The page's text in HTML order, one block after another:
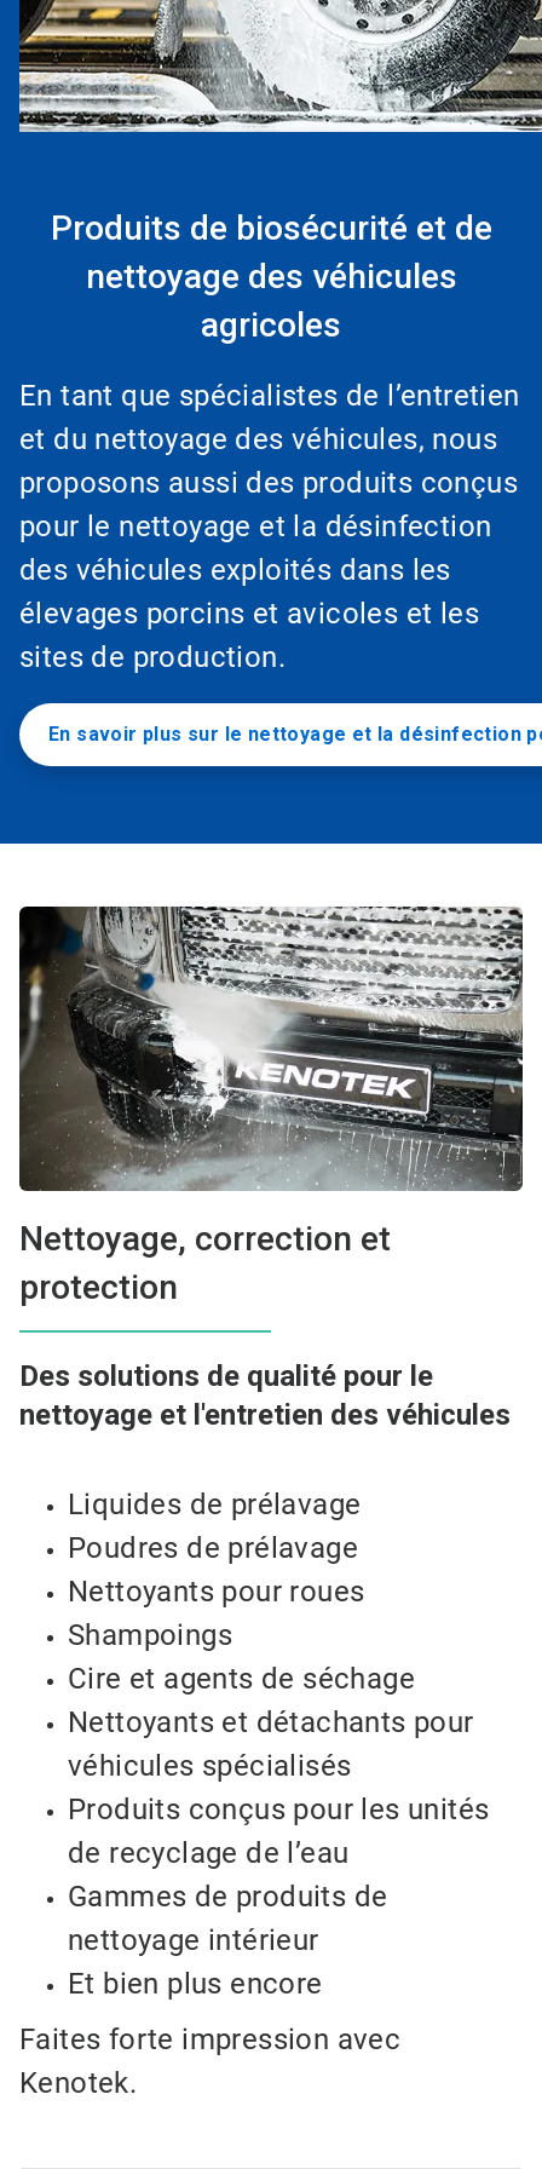
Produits de biosécurité et de
nettoyage des véhicules
agricoles
En tant que spécialistes de l’entretien
et du nettoyage des véhicules, nous
proposons aussi des produits conçus
pour le nettoyage et la désinfection
des véhicules exploités dans les
élevages porcins et avicoles et les
sites de production.
En savoir plus sur le nettoyage et la désinfection
Nettoyage, correction et
protection
Des solutions de qualité pour le
nettoyage et l'entretien des véhicules
Liquides de prélavage
Poudres de prélavage
Nettoyants pour roues
Shampoings
Cire et agents de séchage
Nettoyants et détachants pour
véhicules spécialisés
Produits conçus pour les unités
de recyclage de l’eau
Gammes de produits de
nettoyage intérieur
Et bien plus encore
Faites forte impression avec
Kenotek.